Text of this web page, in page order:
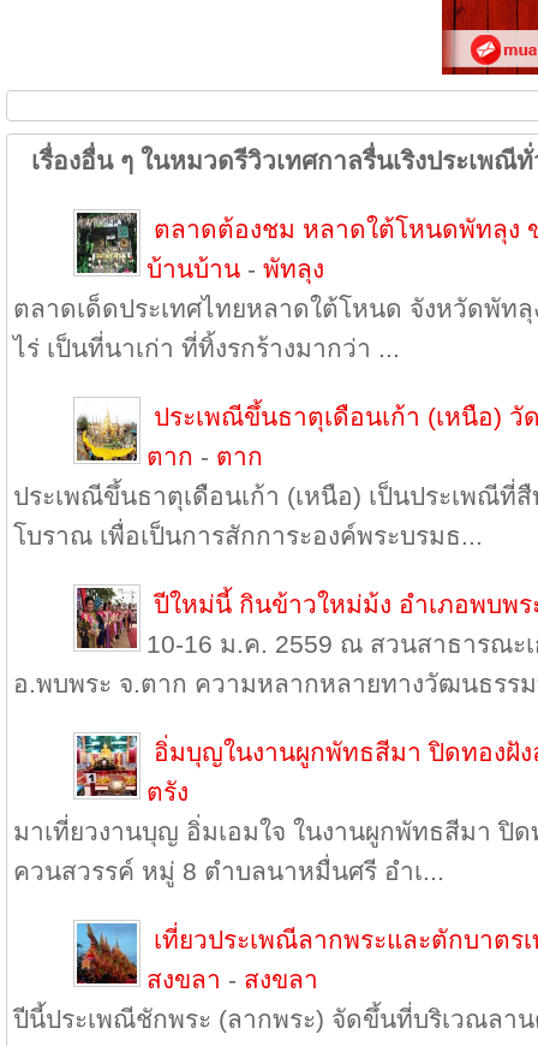
เรื่องอื่น ๆ ในหมวดรีวิวเทศกาลรื่นเริงประเพณี
ตลาดต้องชม หลาดใต้โหนดพัทลุง
บ้านบ้าน - พัทลุง
ตลาดเด็ดประเทศไทยหลาดใต้โหนด จังหวัดพัท
ไร่ เป็นที่นาเก่า ที่ทิ้งรกร้างมากว่า ...
ประเพณีขึ้นธาตุเดือนเก้า (เหนือ)
ตาก - ตาก
ประเพณีขึ้นธาตุเดือนเก้า (เหนือ) เป็นประเพณี
โบราณ เพื่อเป็นการสักการะองค์พระบรมธ...
ปีใหม่นี้ กินข้าวใหม่ม้ง อำเภอพบพร
10-16 ม.ค. 2559 ณ สวนสาธารณะ
อ.พบพระ จ.ตาก ความหลากหลายทางวัฒนธรร
อิ่มบุญในงานผูกพัทธสีมา ปิดทองฝั
ตรัง
มาเที่ยวงานบุญ อิ่มเอมใจ ในงานผูกพัทธสีมา ปิ
ควนสวรรค์ หมู่ 8 ตำบลนาหมื่นศรี อำเ...
เที่ยวประเพณีลากพระและตักบาตร
สงขลา - สงขลา
ปีนี้ประเพณีชักพระ (ลากพระ) จัดขึ้นที่บริเวณลา